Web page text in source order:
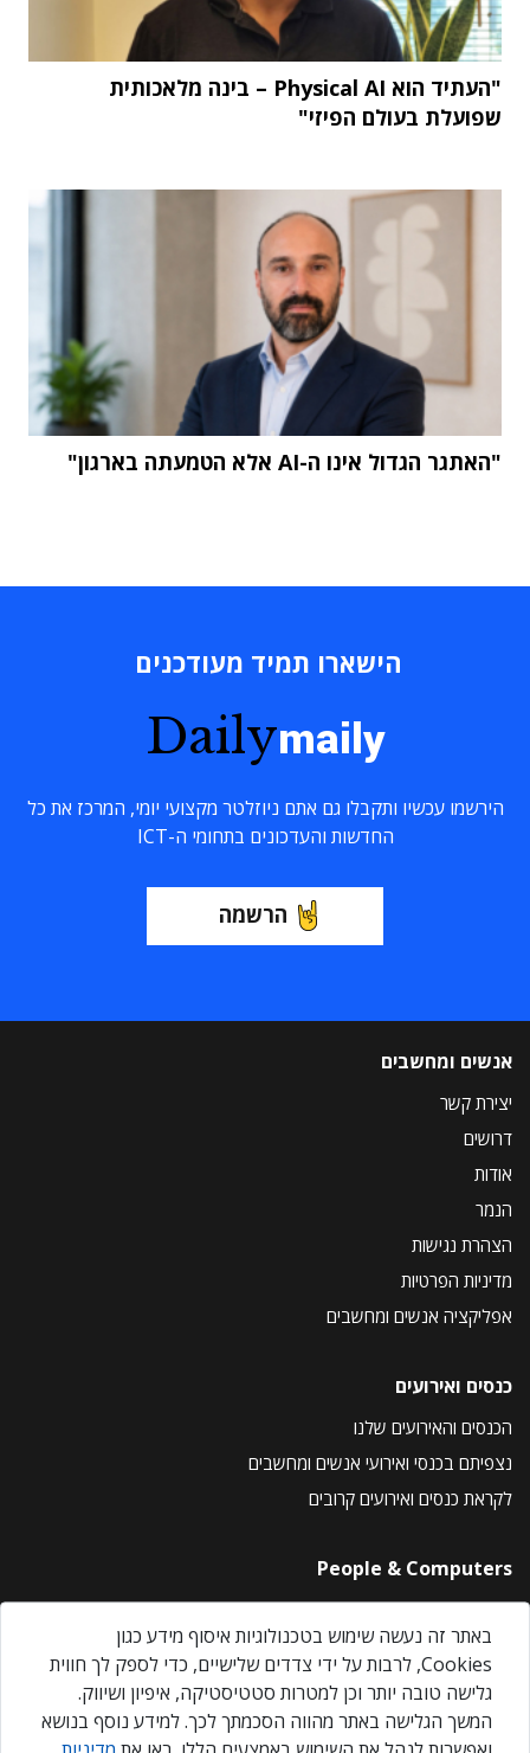
"העתיד הוא Physical AI – בינה מלאכותית
שפועלת בעולם הפיזי"
"האתגר הגדול אינו ה-AI אלא הטמעתה בארגון"
הישארו תמיד מעודכנים
Dailymaily
הירשמו עכשיו ותקבלו גם אתם ניוזלטר מקצועי יומי, המרכז את כל
החדשות והעדכונים בתחומי ה-ICT
הרשמה
אנשים ומחשבים
יצירת קשר
דרושים
אודות
הנמר
הצהרת נגישות
מדיניות הפרטיות
אפליקציה אנשים ומחשבים
כנסים ואירועים
הכנסים והאירועים שלנו
נצפיתם בכנסי ואירועי אנשים ומחשבים
לקראת כנסים ואירועים קרובים
People & Computers
About Us
Privacy Policy
Contact Us
Our Events
באתר זה נעשה שימוש בטכנולוגיות איסוף מידע כגון
Cookies, לרבות על ידי צדדים שלישיים, כדי לספק לך חווית
גלישה טובה יותר וכן למטרות סטטיסטיקה, איפיון ושיווק.
המשך הגלישה באתר מהווה הסכמתך לכך. למידע נוסף בנושא